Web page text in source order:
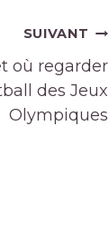
SUIVANT
où regarder
des Jeux
Olympiques